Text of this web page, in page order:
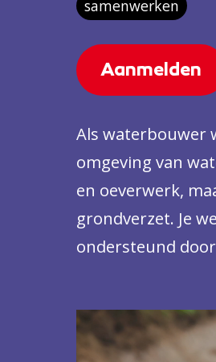
samenwerken
Aanmelden
Als waterbouwer
omgeving van
en oeverwerk,
grondverzet. Je
ondersteund
verschillende